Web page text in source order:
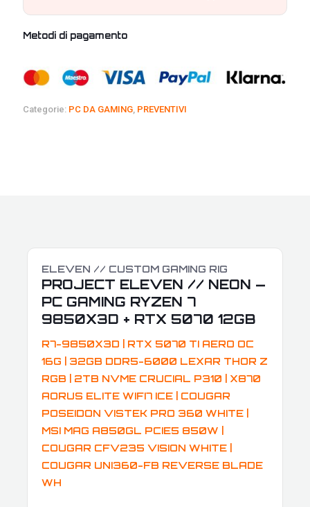
Metodi di pagamento
Categorie: PC DA GAMING, PREVENTIVI
ELEVEN // CUSTOM GAMING RIG
PROJECT ELEVEN // NEON —
PC GAMING RYZEN 7
9850X3D + RTX 5070 12GB
R7-9850X3D | RTX 5070 TI AERO OC
16G | 32GB DDR5-6000 LEXAR THOR Z
RGB | 2TB NVME CRUCIAL P310 | X870
AORUS ELITE WIFI7 ICE | COUGAR
POSEIDON VISTEK PRO 360 WHITE |
MSI MAG A850GL PCIE5 850W |
COUGAR CFV235 VISION WHITE |
COUGAR UNI360-FB REVERSE BLADE
WH